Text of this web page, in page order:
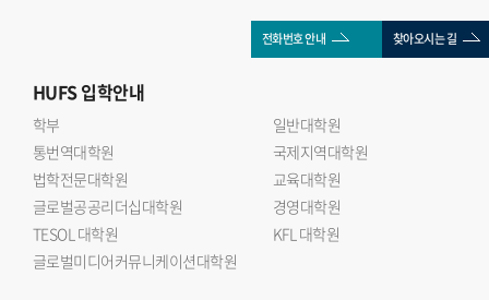
전화번호 안내 찾아오시는 길
HUFS입학안내
학부
일반대학원
통번역대학원
국제지역대학원
법학전문대학원
교육대학원
글로벌공공리더십대학원
경영대학원
TESOL 대학원
KFL 대학원
글로벌미디어커뮤니케이션대학원